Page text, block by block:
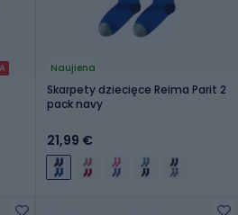
Naujiena
Skarpety dziecięce Reima Parit 2
pack navy
21,99 €